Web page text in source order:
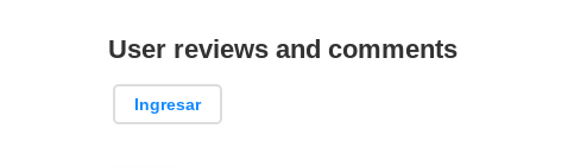
User reviews and comments
Ingresar